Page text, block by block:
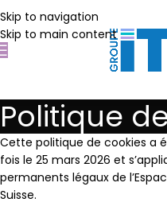
Skip to navigation
Skip to main content
Politique
Cette politique de cookies a
fois le 25 mars 2026 et
permanents légaux de
Suisse.